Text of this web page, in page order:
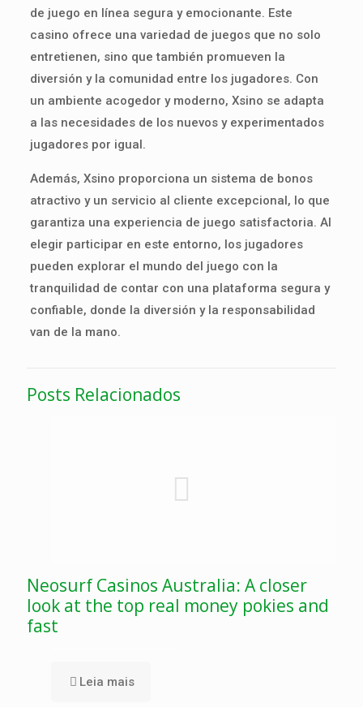
de juego en línea segura y emocionante. Este
casino ofrece una variedad de juegos que no solo
entretienen, sino que también promueven la
diversión y la comunidad entre los jugadores. Con
un ambiente acogedor y moderno, Xsino se adapta
a las necesidades de los nuevos y experimentados
jugadores por igual.
Además, Xsino proporciona un sistema de bonos
atractivo y un servicio al cliente excepcional, lo que
garantiza una experiencia de juego satisfactoria. Al
elegir participar en este entorno, los jugadores
pueden explorar el mundo del juego con la
tranquilidad de contar con una plataforma segura y
confiable, donde la diversión y la responsabilidad
van de la mano.
Posts Relacionados
Neosurf Casinos Australia: A closer
look at the top real money pokies and
fast
Leia mais